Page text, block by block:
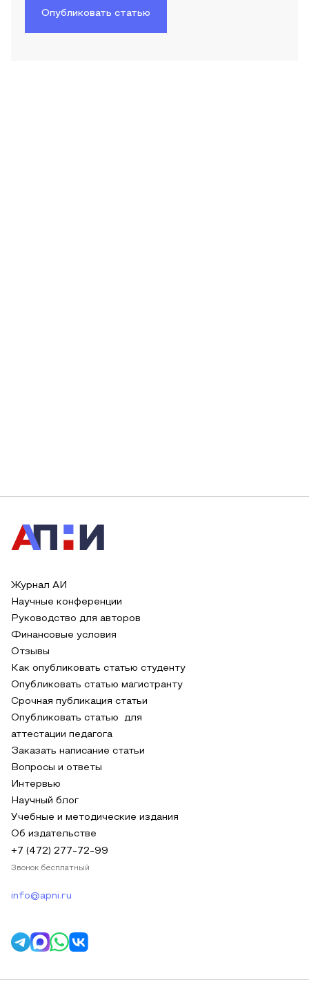
Опубликовать статью
Журнал АИ
Научные конференции
Руководство для авторов
Финансовые условия
Отзывы
Как опубликовать статью студенту
Опубликовать статью магистранту
Срочная публикация статьи
Опубликовать статью для
аттестации педагога
Заказать написание статьи
Вопросы и ответы
Интервью
Научный блог
Учебные и методические издания
Об издательстве
+7 (472) 277-72-99
Звонок бесплатный
info@apni.ru